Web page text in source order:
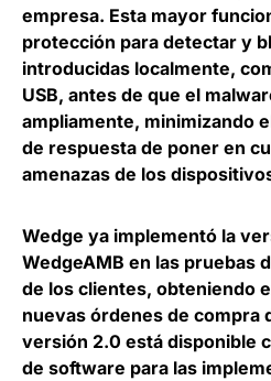
empresa. Esta mayor
protección para detectar y
introducidas localmente,
USB, antes de que el
ampliamente, minimizando
de respuesta de poner en
amenazas de los
Wedge ya implementó la
WedgeAMB en las pruebas
de los clientes, obteniendo
nuevas órdenes de compra
versión 2.0 está disponible
de software para las